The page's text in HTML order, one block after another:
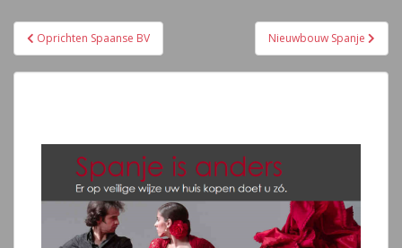
Navegación
de
entradas
Oprichten Spaanse BV Nieuwbouw Spanje